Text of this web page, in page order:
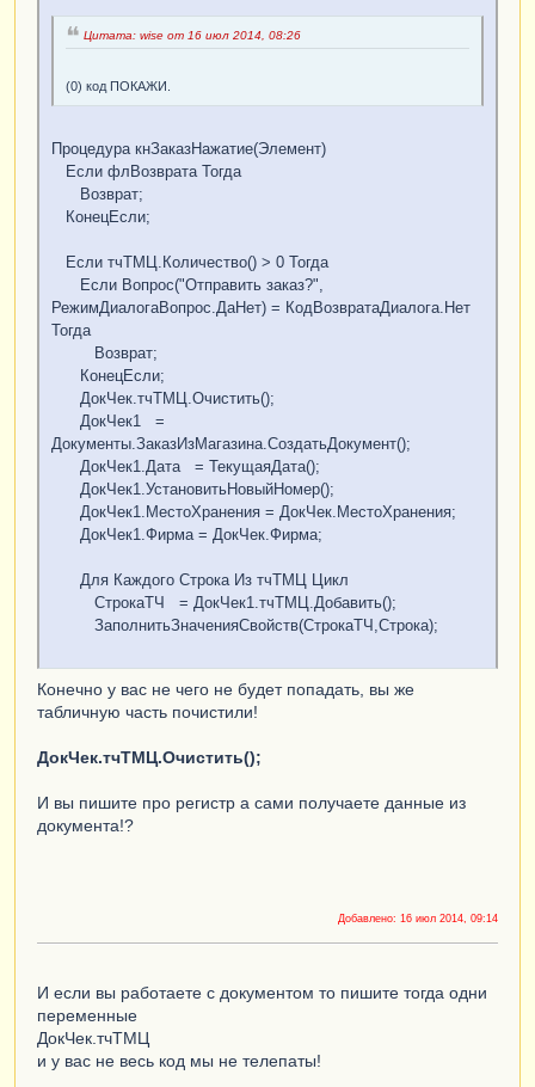
Цитата: wise от 16 июл 2014, 08:26
(0) код ПОКАЖИ.
Процедура кнЗаказНажатие(Элемент)
Если флВозврата Тогда
Возврат;
КонецЕсли;
Если тчТМЦ.Количество() > 0 Тогда
Если Вопрос("Отправить заказ?",
РежимДиалогаВопрос.ДаНет) = КодВозвратаДиалога.Нет
Тогда
Возврат;
КонецЕсли;
ДокЧек.тчТМЦ.Очистить();
ДокЧек1 =
Документы.ЗаказИзМагазина.СоздатьДокумент();
ДокЧек1.Дата = ТекущаяДата();
ДокЧек1.УстановитьНовыйНомер();
ДокЧек1.МестоХранения = ДокЧек.МестоХранения;
ДокЧек1.Фирма = ДокЧек.Фирма;
Для Каждого Строка Из тчТМЦ Цикл
СтрокаТЧ = ДокЧек1.тчТМЦ.Добавить();
ЗаполнитьЗначенияСвойств(СтрокаТЧ,Строка);
Конечно у вас не чего не будет попадать, вы же
табличную часть почистили!
ДокЧек.тчТМЦ.Очистить();
И вы пишите про регистр а сами получаете данные из
документа!?
Добавлено: 16 июл 2014, 09:14
И если вы работаете с документом то пишите тогда одни
переменные
ДокЧек.тчТМЦ
и у вас не весь код мы не телепаты!